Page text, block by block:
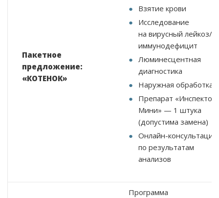
Пакетное
предложение:
«КОТЕНОК»
Взятие крови
Исследование
на вирусный лейкоз/
иммунодефицит
Люминесцентная
диагностика
Наружная обработка
Препарат «Инспектор
Мини» — 1 штука
(допустима замена)
Онлайн-консультация
по результатам
анализов
Программа